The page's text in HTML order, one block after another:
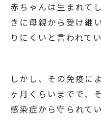
赤ちゃんは生まれて
きに母親から受け継
りにくいと言われてい
しかし、その免疫に
ヶ月くらいまでで、
感染症から守られて